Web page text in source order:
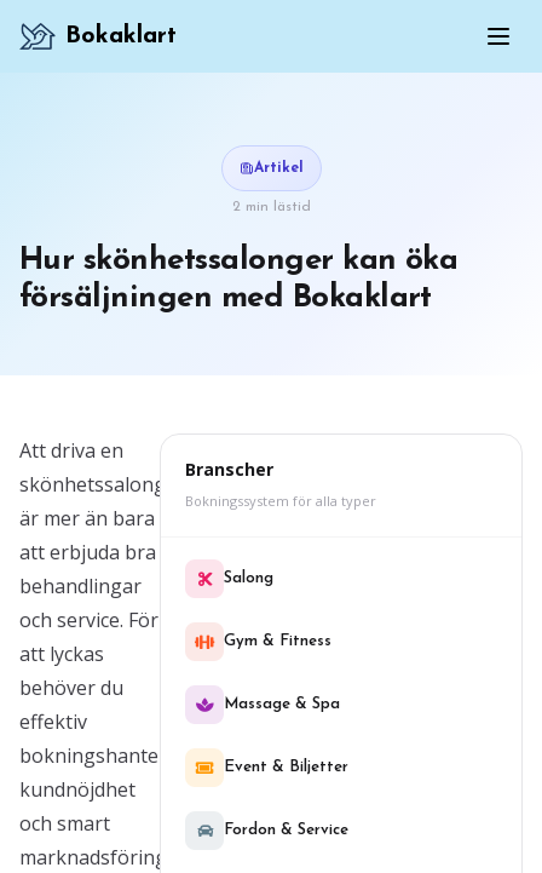
Bokaklart
Artikel
2 min lästid
Hur skönhetssalonger kan öka
försäljningen med Bokaklart
Att driva en
skönhetssalong
är mer än bara
att erbjuda bra
behandlingar
och service. För
att lyckas
behöver du
effektiv
bokningshantering,
kundnöjdhet
och smart
marknadsföring.
Branscher
Bokningssystem för alla typer
Salong
Gym & Fitness
Massage & Spa
Event & Biljetter
Fordon & Service